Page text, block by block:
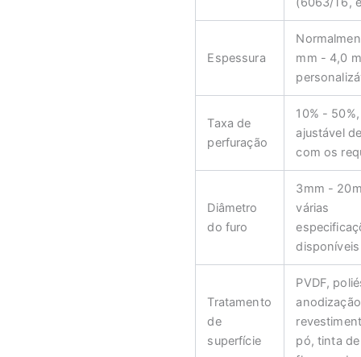
Espessura
mm - 4,0
Taxa de
perfuração
10% - 50%,
ajustável
com os
Diâmetro
do furo
3mm -
várias
disponíveis
Tratamento
de
superfície
PVDF,
pó, tinta de